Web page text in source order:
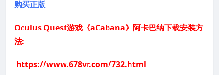
购买正版
Oculus Quest游戏《aCabana》阿卡巴纳下载安装方
法:
https://www.678vr.com/732.html